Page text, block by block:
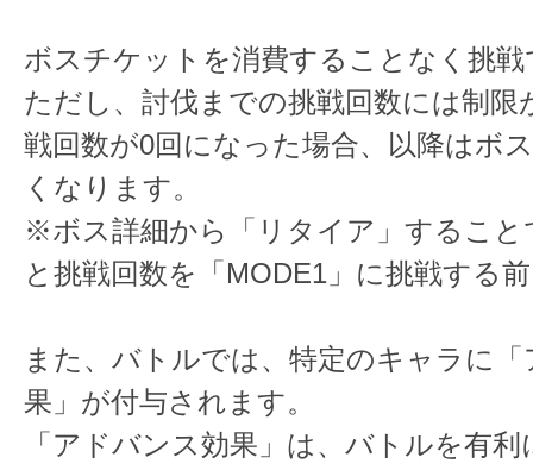
ボスチケットを消費することなく挑
ただし、討伐までの挑戦回数には制限
戦回数が0回になった場合、以降はボ
くなります。
※ボス詳細から「リタイア」すること
と挑戦回数を「MODE1」に挑戦する
また、バトルでは、特定のキャラに
果」が付与されます。
「アドバンス効果」は、バトルを有